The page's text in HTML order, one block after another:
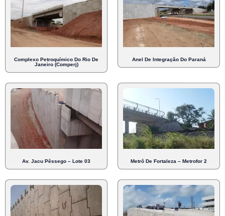
Complexo Petroquímico Do Rio De
Janeiro (Comperj)
Anel De Integração Do Paraná
Av. Jacu Pêssego – Lote 03 Metrô De Fortaleza – Metrofor 2